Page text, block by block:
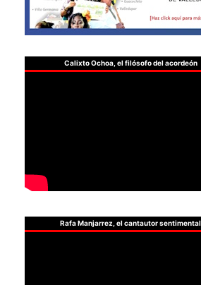
Calixto Ochoa, el filósofo del acordeón
Rafa Manjarrez, el cantautor sentimental